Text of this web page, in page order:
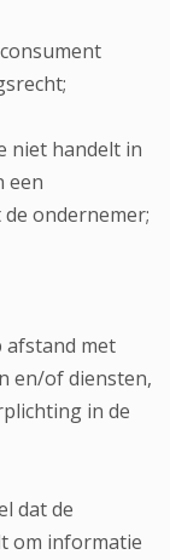
niet handelt in
een
ondernemer;
afstand met
en/of diensten,
in de
dat de
om informatie